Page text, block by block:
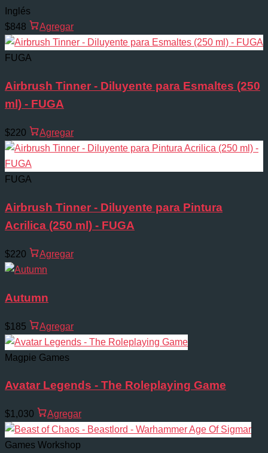
Inglés
$848
Agregar
FUGA
Airbrush Tinner - Diluyente para Esmaltes (250
ml) - FUGA
$220 Agregar
FUGA
Airbrush Tinner - Diluyente para Pintura
Acrilica (250 ml) - FUGA
$220 Agregar
Autumn
$185 Agregar
Magpie Games
Avatar Legends - The Roleplaying Game
$1,030 Agregar
Games Workshop